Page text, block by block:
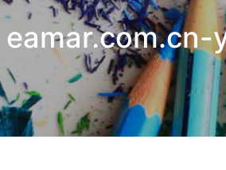
eamar.com.cn-